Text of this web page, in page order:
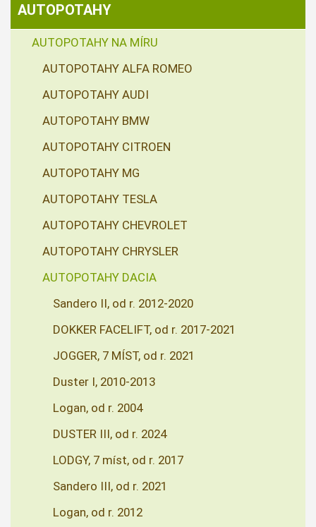
AUTOPOTAHY
AUTOPOTAHY NA MÍRU
AUTOPOTAHY ALFA ROMEO
AUTOPOTAHY AUDI
AUTOPOTAHY BMW
AUTOPOTAHY CITROEN
AUTOPOTAHY MG
AUTOPOTAHY TESLA
AUTOPOTAHY CHEVROLET
AUTOPOTAHY CHRYSLER
AUTOPOTAHY DACIA
Sandero II, od r. 2012-2020
DOKKER FACELIFT, od r. 2017-2021
JOGGER, 7 MÍST, od r. 2021
Duster I, 2010-2013
Logan, od r. 2004
DUSTER III, od r. 2024
LODGY, 7 míst, od r. 2017
Sandero III, od r. 2021
Logan, od r. 2012